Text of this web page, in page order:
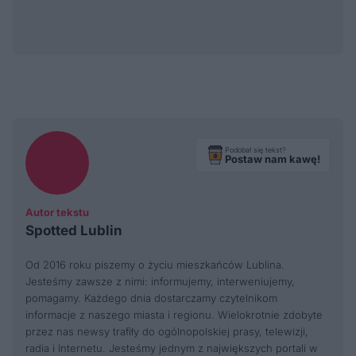
Autor tekstu
Spotted Lublin
Podobał się tekst?
Postaw nam kawę!
Od 2016 roku piszemy o życiu mieszkańców Lublina.
Jesteśmy zawsze z nimi: informujemy, interweniujemy,
pomagamy. Każdego dnia dostarczamy czytelnikom
informacje z naszego miasta i regionu. Wielokrotnie zdobyte
przez nas newsy trafiły do ogólnopolskiej prasy, telewizji,
radia i Internetu. Jesteśmy jednym z największych portali w